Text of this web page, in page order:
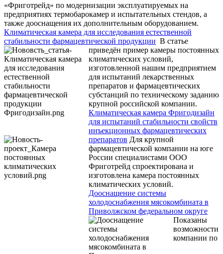
«Фриготрейд» по модернизации эксплуатируемых на
предприятиях термобарокамер и испытательных стендов, а
также дооснащения их дополнительным оборудованием.
Климатическая камера для исследования естественной
стабильности фармацевтической продукции В статье
приведён пример камеры постоянных
климатических условий,
изготовленной нашим предприятием
для испытаний лекарственных
препаратов и фармацевтических
субстанций по техническому заданию
крупной российской компании.
Климатическая камера Фригодизайн
для испытаний стабильности свойств
инъекционных фармацевтических
препаратов Для крупной
фармацевтической компании на юге
России специалистами ООО
Фриготрейд спроектирована и
изготовлена камера постоянных
климатических условий.
Дооснащение системы
холодоснабжения мясокомбината в
Приволжском федеральном округе
Показаны
возможности
компании по